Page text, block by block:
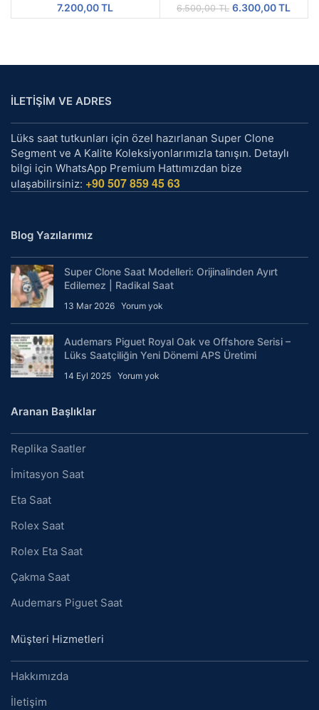
7.200,00TL
6.500,00TL Orijinal
fiyat:
6.300,00TL
İLETİŞİM VE ADRES
Lüks saat tutkunları için özel hazırlanan Super Clone
Segment ve A Kalite Koleksiyonlarımızla tanışın. Detaylı
bilgi için WhatsApp Premium Hattımızdan bize
ulaşabilirsiniz: +90 507 859 45 63
Blog Yazılarımız
Super Clone Saat Modelleri: Orijinalinden Ayırt
Edilemez | Radikal Saat
13 Mar 2026 Yorum yok
Audemars Piguet Royal Oak ve Offshore Serisi –
Lüks Saatçiliğin Yeni Dönemi APS Üretimi
14 Eyl 2025 Yorum yok
Aranan Başlıklar
Replika Saatler
İmitasyon Saat
Eta Saat
Rolex Saat
Rolex Eta Saat
Çakma Saat
Audemars Piguet Saat
Müşteri Hizmetleri
Hakkımızda
İletişim